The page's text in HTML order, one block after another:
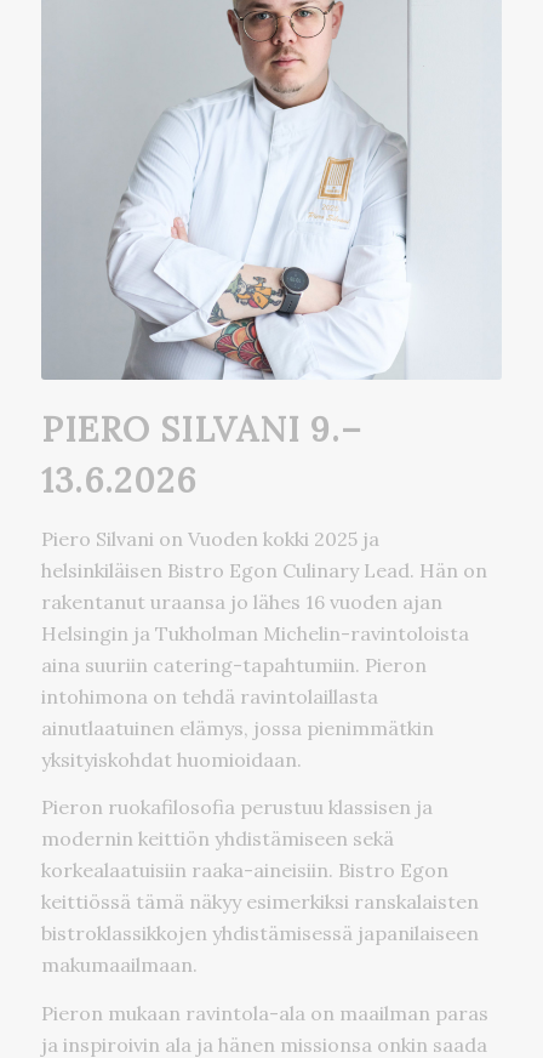
PIERO SILVANI 9.–
13.6.2026
Piero Silvani on Vuoden kokki 2025 ja
helsinkiläisen Bistro Egon Culinary Lead. Hän on
rakentanut uraansa jo lähes 16 vuoden ajan
Helsingin ja Tukholman Michelin-ravintoloista
aina suuriin catering-tapahtumiin. Pieron
intohimona on tehdä ravintolaillasta
ainutlaatuinen elämys, jossa pienimmätkin
yksityiskohdat huomioidaan.
Pieron ruokafilosofia perustuu klassisen ja
modernin keittiön yhdistämiseen sekä
korkealaatuisiin raaka-aineisiin. Bistro Egon
keittiössä tämä näkyy esimerkiksi ranskalaisten
bistroklassikkojen yhdistämisessä japanilaiseen
makumaailmaan.
Pieron mukaan ravintola-ala on maailman paras
ja inspiroivin ala ja hänen missionsa onkin saada